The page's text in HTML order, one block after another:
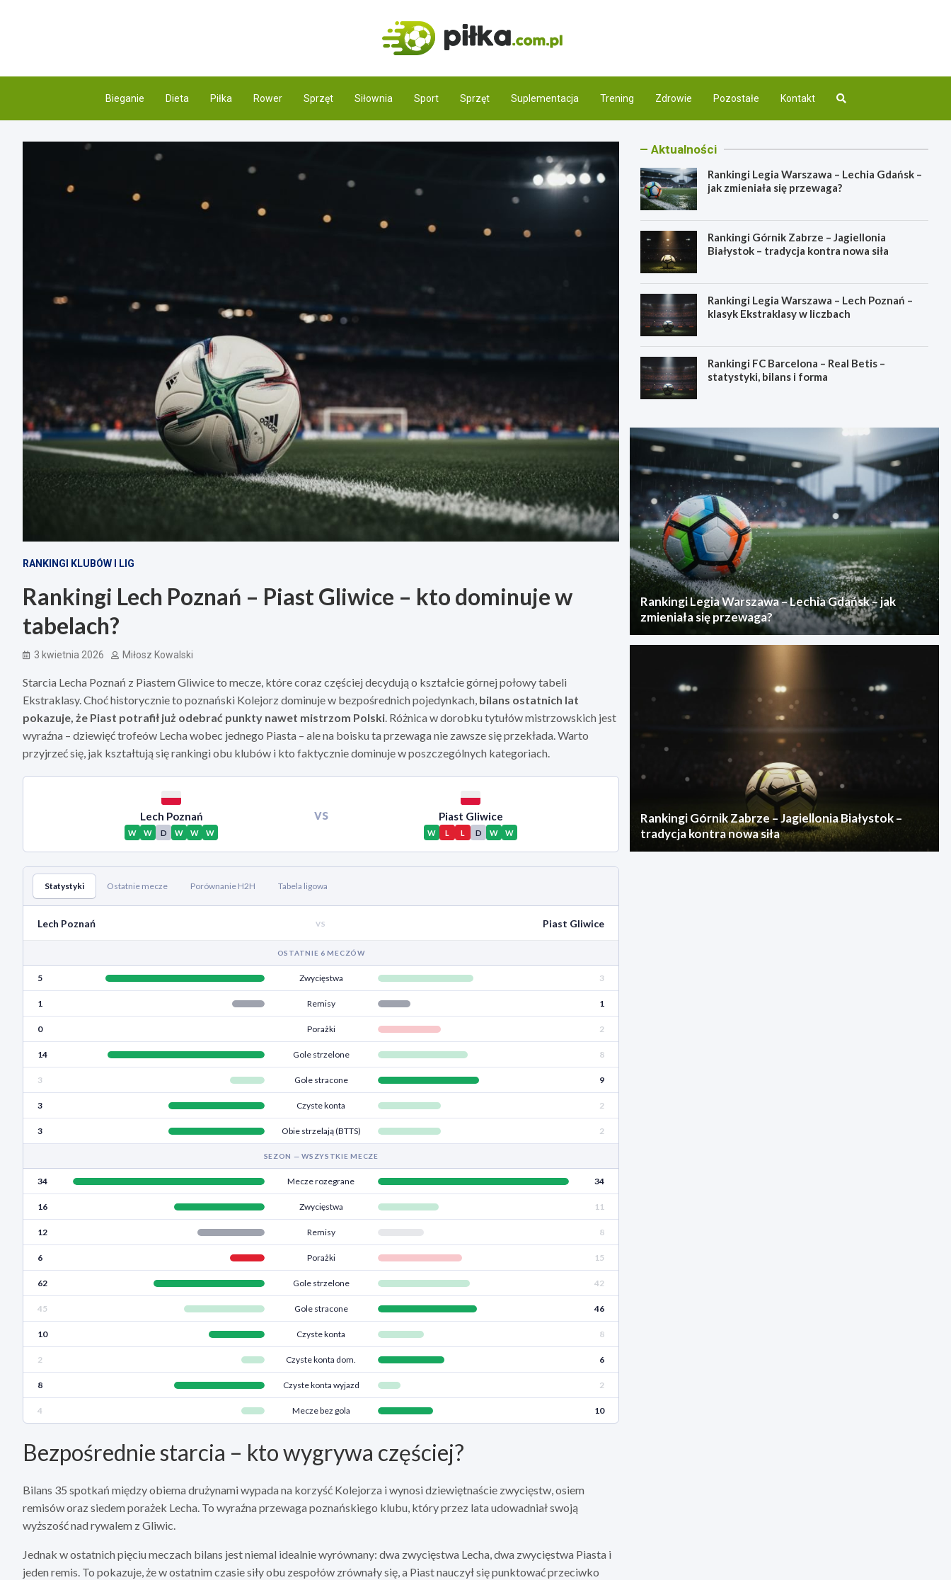
Bieganie Dieta Piłka Rower Sprzęt Siłownia Sport Sprzęt Suplementacja Trening Zdrowie Pozostałe Kontakt
RANKINGI KLUBÓW I LIG
Rankingi Lech Poznań – Piast Gliwice – kto dominuje w
tabelach?
3 kwietnia 2026 Miłosz Kowalski
Starcia Lecha Poznań z Piastem Gliwice to mecze, które coraz częściej decydują o kształcie górnej połowy tabeli
Ekstraklasy. Choć historycznie to poznański Kolejorz dominuje w bezpośrednich pojedynkach, bilans ostatnich lat
pokazuje, że Piast potrafił już odebrać punkty nawet mistrzom Polski. Różnica w dorobku tytułów mistrzowskich jest
wyraźna – dziewięć trofeów Lecha wobec jednego Piasta – ale na boisku ta przewaga nie zawsze się przekłada. Warto
przyjrzeć się, jak kształtują się rankingi obu klubów i kto faktycznie dominuje w poszczególnych kategoriach.
Lech Poznań
W W D W W W
vs Piast Gliwice
W L L D W W
Statystyki Ostatnie mecze Porównanie H2H Tabela ligowa
Lech Poznań VS Piast Gliwice
OSTATNIE 6 MECZÓW
5 Zwycięstwa 3
1 Remisy 1
0 Porażki 2
14 Gole strzelone 8
3 Gole stracone 9
3 Czyste konta 2
3 Obie strzelają (BTTS) 2
SEZON — WSZYSTKIE MECZE
34 Mecze rozegrane 34
16 Zwycięstwa 11
12 Remisy 8
6 Porażki 15
62 Gole strzelone 42
45 Gole stracone 46
10 Czyste konta 8
2 Czyste konta dom. 6
8 Czyste konta wyjazd 2
4 Mecze bez gola 10
Bezpośrednie starcia – kto wygrywa częściej?
Bilans 35 spotkań między obiema drużynami wypada na korzyść Kolejorza i wynosi dziewiętnaście zwycięstw, osiem
remisów oraz siedem porażek Lecha. To wyraźna przewaga poznańskiego klubu, który przez lata udowadniał swoją
wyższość nad rywalem z Gliwic.
Jednak w ostatnich pięciu meczach bilans jest niemal idealnie wyrównany: dwa zwycięstwa Lecha, dwa zwycięstwa Piasta i
jeden remis. To pokazuje, że w ostatnim czasie siły obu zespołów zrównały się, a Piast nauczył się punktować przeciwko
Aktualności
Rankingi Legia Warszawa – Lechia Gdańsk –
jak zmieniała się przewaga?
Rankingi Górnik Zabrze – Jagiellonia
Białystok – tradycja kontra nowa siła
Rankingi Legia Warszawa – Lech Poznań –
klasyk Ekstraklasy w liczbach
Rankingi FC Barcelona – Real Betis –
statystyki, bilans i forma
Rankingi Legia Warszawa – Lechia Gdańsk – jak
zmieniała się przewaga?
Rankingi Górnik Zabrze – Jagiellonia Białystok –
tradycja kontra nowa siła